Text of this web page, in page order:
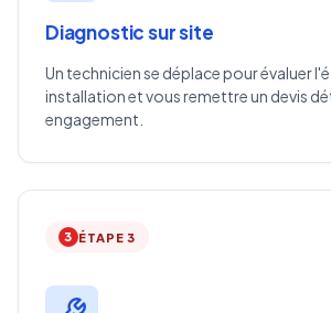
Diagnostic sur site
Un technicien se déplace pour évaluer
installation et vous remettre un devis
engagement.
3 ÉTAPE 3